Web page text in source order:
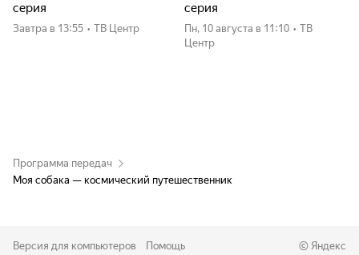
серия
Завтра в 13:55 • ТВ Центр
серия
пн, 10 августа в 11:10 • ТВ
Центр
Программа передач
Моя собака — космический путешественник
Версия для компьютеров Помощь © Яндекс